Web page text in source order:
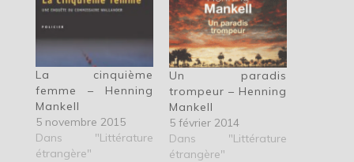
La cinquième
femme – Henning
Mankell
5 novembre 2015
Dans "Littérature
étrangère"
Un paradis
trompeur – Henning
Mankell
5 février 2014
Dans "Littérature
étrangère"